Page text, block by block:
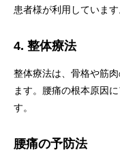
患者様が利用しています
4. 整体療法
整体療法は、骨格や筋
ます。腰痛の根本原因
す。
腰痛の予防法